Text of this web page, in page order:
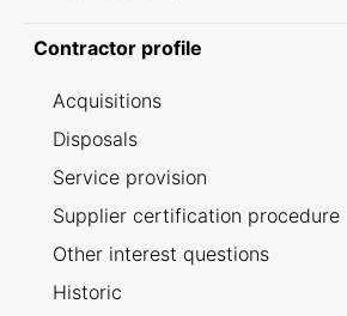
Contractor profile
Acquisitions
Disposals
Service provision
Supplier certification procedure
Other interest questions
Historic